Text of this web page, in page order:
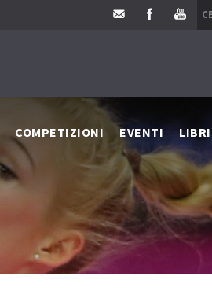
COMPETIZIONI EVENTI LIBRI